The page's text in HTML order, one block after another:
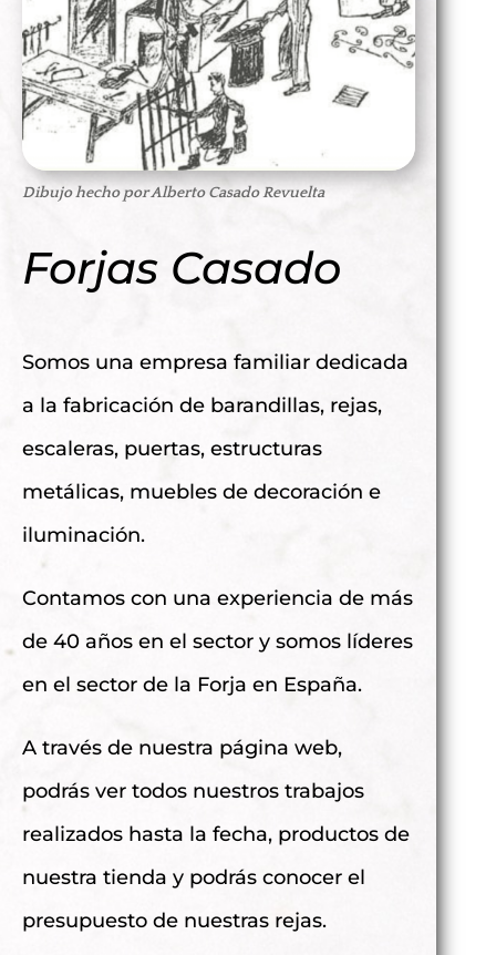
Dibujo hecho por Alberto Casado Revuelta
Forjas Casado
Somos una empresa familiar dedicada
a la fabricación de barandillas, rejas,
escaleras, puertas, estructuras
metálicas, muebles de decoración e
iluminación.
Contamos con una experiencia de más
de 40 años en el sector y somos líderes
en el sector de la Forja en España.
A través de nuestra página web,
podrás ver todos nuestros trabajos
realizados hasta la fecha, productos de
nuestra tienda y podrás conocer el
presupuesto de nuestras rejas.